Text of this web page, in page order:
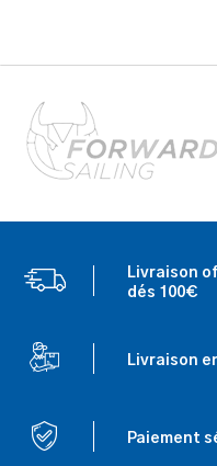
Livraison
dés 100€
Livraison
Paiement